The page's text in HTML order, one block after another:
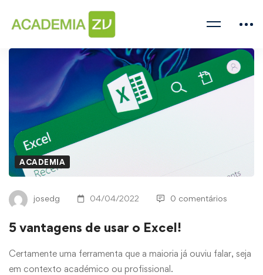
ACADEMIA
josedg 04/04/2022 0 comentários
5 vantagens de usar o Excel!
Certamente uma ferramenta que a maioria já ouviu falar, seja
em contexto académico ou profissional.